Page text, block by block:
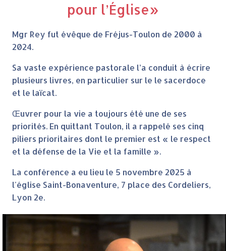
pour l’Église»
Mgr Rey fut évêque de Fréjus-Toulon de 2000 à
2024.
Sa vaste expérience pastorale l’a conduit à écrire
plusieurs livres, en particulier sur le le sacerdoce
et le laïcat.
Œuvrer pour la vie a toujours été une de ses
priorités. En quittant Toulon, il a rappelé ses cinq
piliers prioritaires dont le premier est « le respect
et la défense de la Vie et la famille ».
La conférence a eu lieu le 5 novembre 2025 à
l'église Saint-Bonaventure, 7 place des Cordeliers,
Lyon 2e.